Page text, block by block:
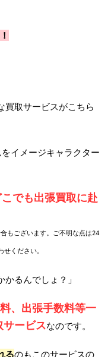
買取サービスがこちら
イメージキャラクター
でも出張買取に赴
もございます。ご不明な点は24
せください。
かるんでしょ？」
、出張手数料等一
サービスなのです。
るのもこのサービスの